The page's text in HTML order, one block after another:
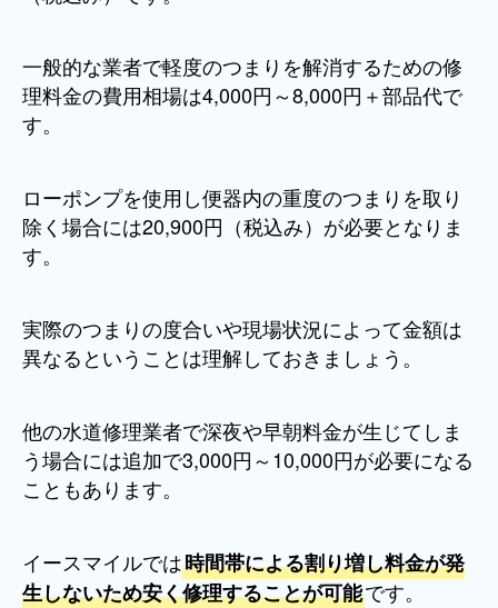
一般的な業者で軽度のつまりを解消するための修
理料金の費用相場は4,000円～8,000円＋部品代で
す。
ローポンプを使用し便器内の重度のつまりを取り
除く場合には20,900円（税込み）が必要となりま
す。
実際のつまりの度合いや現場状況によって金額は
異なるということは理解しておきましょう。
他の水道修理業者で深夜や早朝料金が生じてしま
う場合には追加で3,000円～10,000円が必要になる
こともあります。
イースマイルでは時間帯による割り増し料金が発
生しないため安く修理することが可能です。